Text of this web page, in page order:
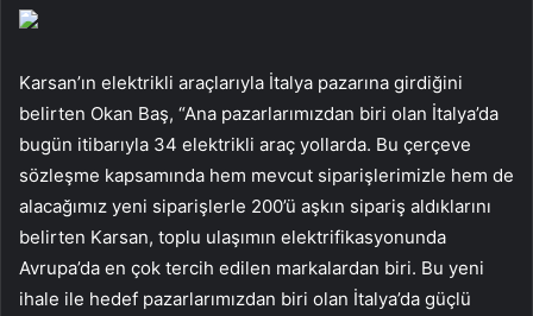
Karsan’ın elektrikli araçlarıyla İtalya pazarına girdiğini
belirten Okan Baş, “Ana pazarlarımızdan biri olan İtalya’da
bugün itibarıyla 34 elektrikli araç yollarda. Bu çerçeve
sözleşme kapsamında hem mevcut siparişlerimizle hem de
alacağımız yeni siparişlerle 200’ü aşkın sipariş aldıklarını
belirten Karsan, toplu ulaşımın elektrifikasyonunda
Avrupa’da en çok tercih edilen markalardan biri. Bu yeni
ihale ile hedef pazarlarımızdan biri olan İtalya’da güçlü